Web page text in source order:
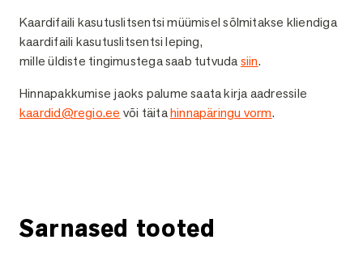
Kaardifaili kasutuslitsentsi müümisel sõlmitakse kliendiga
kaardifaili kasutuslitsentsi leping,
mille üldiste tingimustega saab tutvudasiin.
Hinnapakkumise jaoks palume saata kirja aadressile
kaardid@regio.ee või täitahinnapäringu vorm.
Sarnased tooted